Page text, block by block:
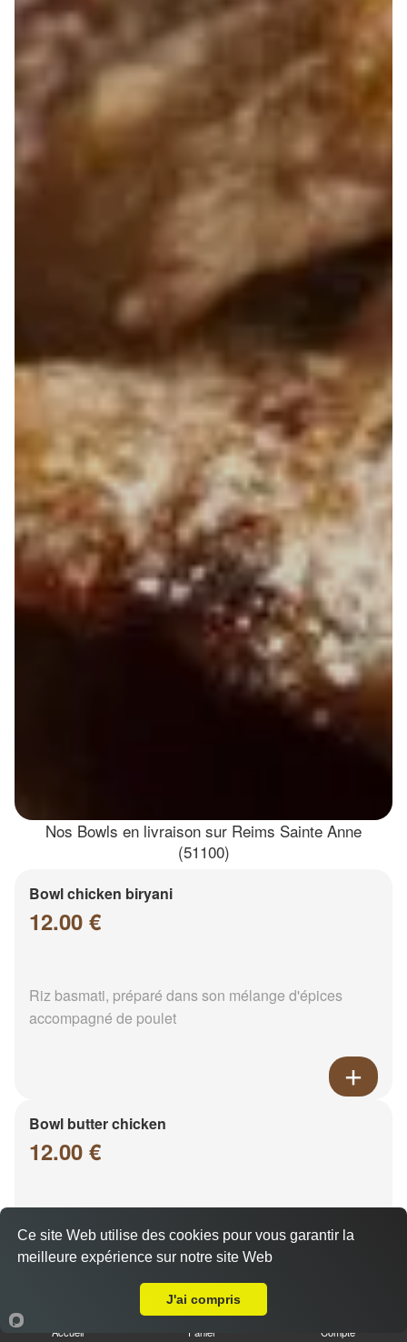
Nos Bowls en livraison sur Reims Sainte Anne
(51100)
Bowl chicken biryani
12.00 €
Riz basmati, préparé dans son mélange d'épices
accompagné de poulet
Bowl butter chicken
12.00 €
Poulet tandoori, enrobé de sa sauce traditionnelle
crémeuse faite à base de tomates et d'épices. servi
Accueil Panier Compte
Ce site Web utilise des cookies pour vous garantir la
meilleure expérience sur notre site Web
J'ai compris